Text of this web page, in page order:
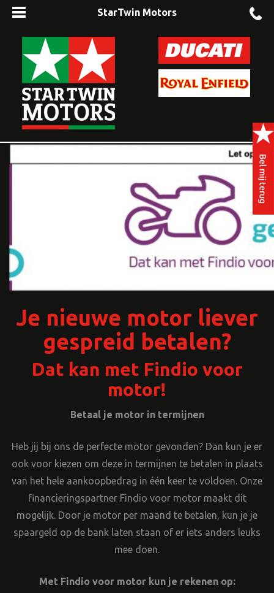
StarTwin Motors
Je nieuwe motor liever
gespreid betalen?
Dat kan met Findio voor
motor!
Betaal je motor in termijnen
Heb jij bij ons de perfecte motor gevonden? Dan kun je er
ook voor kiezen om deze in termijnen te betalen in plaats
van het hele aankoopbedrag in één keer te voldoen. Onze
financieringspartner Findio voor motor maakt dit
mogelijk. Door je motor per maand te betalen, kun je je
spaargeld op de bank laten staan of er iets anders leuks
mee doen.
Met Findio voor motor kun je rekenen op: